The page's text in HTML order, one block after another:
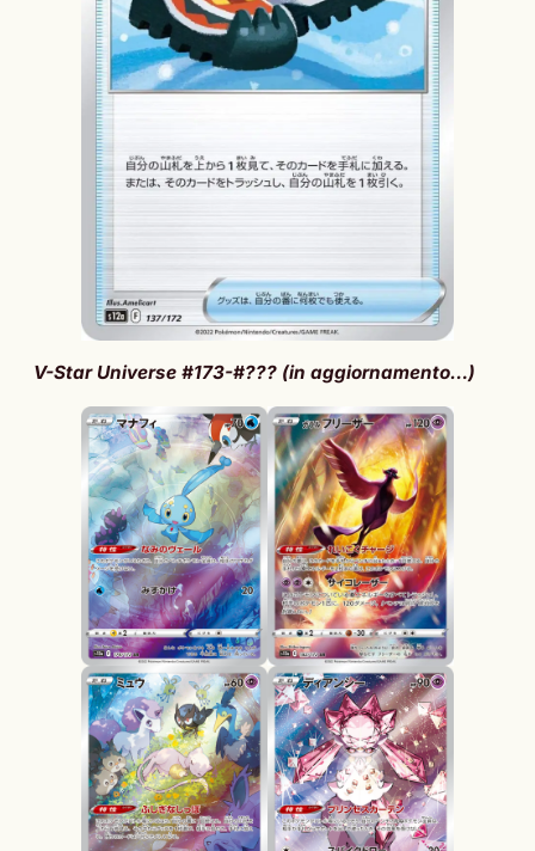
V-Star Universe #173-#??? (in aggiornamento…)